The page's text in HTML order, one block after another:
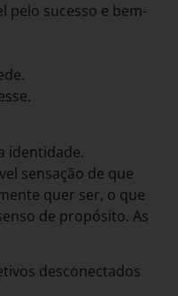
pelo sucesso e bem-
identidade.
sensação de que
quer ser, o que
de propósito. As
desconectados